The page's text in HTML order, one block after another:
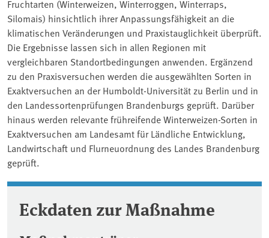
Fruchtarten (Winterweizen, Winterroggen, Winterraps,
Silomais) hinsichtlich ihrer Anpassungsfähigkeit an die
klimatischen Veränderungen und Praxistauglichkeit überprüft.
Die Ergebnisse lassen sich in allen Regionen mit
vergleichbaren Standortbedingungen anwenden. Ergänzend
zu den Praxisversuchen werden die ausgewählten Sorten in
Exaktversuchen an der Humboldt-Universität zu Berlin und in
den Landessortenprüfungen Brandenburgs geprüft. Darüber
hinaus werden relevante frühreifende Winterweizen-Sorten in
Exaktversuchen am Landesamt für Ländliche Entwicklung,
Landwirtschaft und Flurneuordnung des Landes Brandenburg
geprüft.
Eckdaten zur Maßnahme